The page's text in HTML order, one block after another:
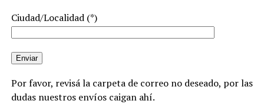
Ciudad/Localidad (*)
Por favor, revisá la carpeta de correo no deseado, por las
dudas nuestros envíos caigan ahí.